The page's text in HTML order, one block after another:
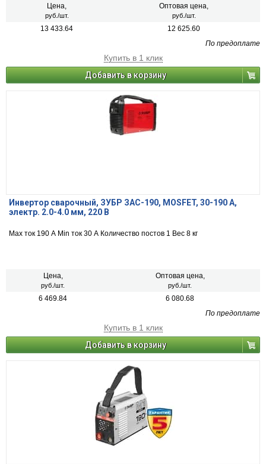
Цена,
руб./шт.
Оптовая цена,
руб./шт.
13 433.64
12 625.60
По предоплате
Купить в 1 клик
Добавить в корзину
Инвертор сварочный, ЗУБР ЗАС-190, MOSFET, 30-190 А,
электр. 2.0-4.0 мм, 220 В
Max ток 190 А Min ток 30 А Количество постов 1 Вес 8 кг
Цена,
руб./шт.
Оптовая цена,
руб./шт.
6 469.84
6 080.68
По предоплате
Купить в 1 клик
Добавить в корзину